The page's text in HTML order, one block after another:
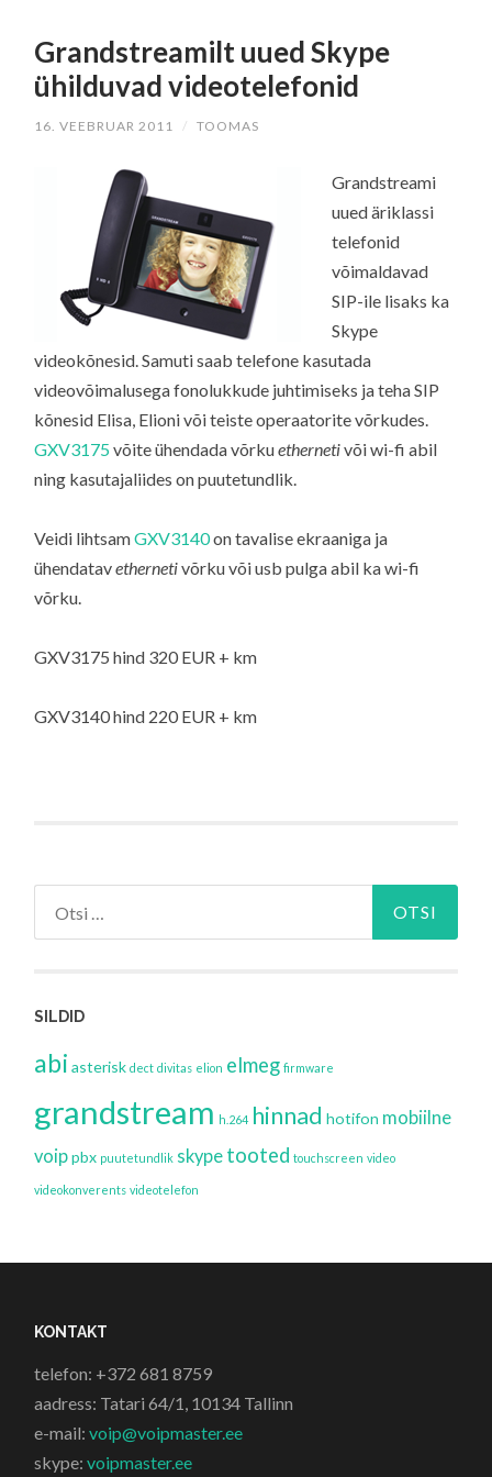
Grandstreamilt uued Skype
ühilduvad videotelefonid
16. VEEBRUAR 2011 / TOOMAS
Grandstreami
uued äriklassi
telefonid
võimaldavad
SIP-ile lisaks ka
Skype
videokõnesid. Samuti saab telefone kasutada
videovõimalusega fonolukkude juhtimiseks ja teha SIP
kõnesid Elisa, Elioni või teiste operaatorite võrkudes.
GXV3175võite ühendada võrkuethernetivõi wi-fi abil
ning kasutajaliides on puutetundlik.
Veidi lihtsamGXV3140on tavalise ekraaniga ja
ühendatavethernetivõrku või usb pulga abil ka wi-fi
võrku.
GXV3175 hind 320 EUR + km
GXV3140 hind 220 EUR + km
SILDID
abi asterisk dect divitas elion elmeg firmware
grandstream h.264 hinnad hotifon mobiilne
voippbx puutetundlik skype tooted touchscreen video
videokonverents videotelefon
KONTAKT
telefon: +372 681 8759
aadress: Tatari 64/1, 10134 Tallinn
e-mail:voip@voipmaster.ee
skype:voipmaster.ee